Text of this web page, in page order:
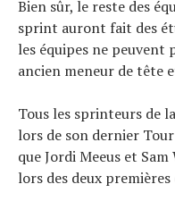
Bien sûr, le reste des
sprint auront fait des
les équipes ne peuvent
ancien meneur de tête
Tous les sprinteurs de
lors de son dernier
que Jordi Meeus et
lors des deux